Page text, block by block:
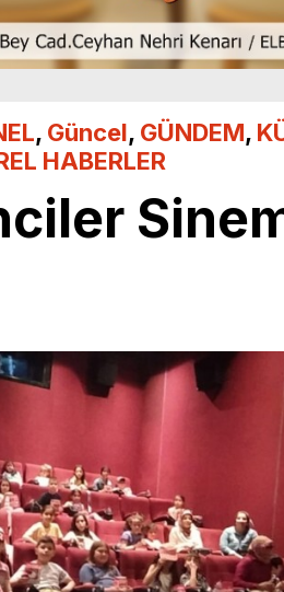
, Güncel, GÜNDEM,
HABERLER